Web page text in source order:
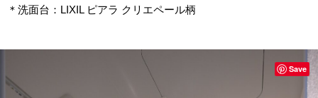
＊洗面台：LIXIL ピアラ クリエペール柄
Save